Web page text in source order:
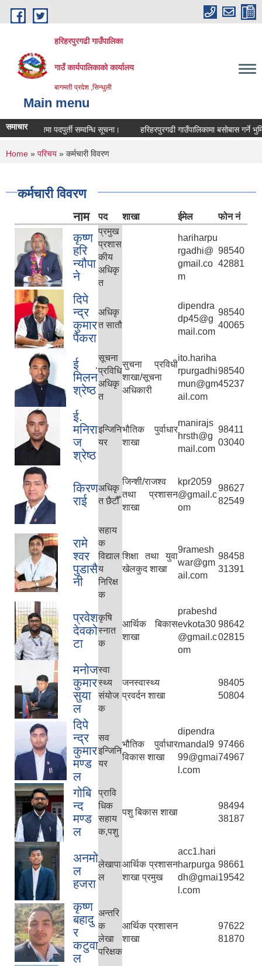
Skip to main content
हरिहरपुरगढी गाउँपालिका
गाउँ कार्यपालिकाको कार्यालय
बागमती प्रदेश ,सिन्धुली
Main menu
समाचार
सेवा करारमा पदपुर्ती सम्वन्धि सूचना। हरिहरपुरगढी गाउँपालिकामा बसोबास गर्ने
You are here
Home » परिचय » कर्मचारी विवरण
कर्मचारी विवरण
नाम पद शाखा ईमेल फोन नं
कृष्ण
हरि
न्यौपा
ने
प्रमुख
प्रशास
कीय
अधिकृ
त
hariharpu
rgadhi@
gmail.co
m
98540
42881
दिपे
न्द्र
कुमार
पैकरा
अधिकृ
त सातौ
dipendra
dp45@g
mail.com
98540
40065
ई .
मिलन
श्रेष्ठ
सूचना
प्रविधि
अधिकृ
त
सुचना प्रविधी
शाखा/सूचना
अधिकारी
ito.hariha
rpurgadhi
mun@gm
ail.com
98540
45237
ई.
मनिरा
ज
श्रेष्ठ
इन्जिनि
यर
भौतिक पुर्वाधार
शाखा
manirajs
hrsth@g
mail.com
98411
03040
किरण
राई
अधिकृ
त छैटौँ
जिन्शी/राजश्व
तथा प्रशासन
शाखा
kpr2059
@gmail.c
om
98627
82549
रामे
श्वर
पुडासै
नी
सहाय
क
विद्याल
य
निरिक्ष
क
शिक्षा तथा युवा
खेलकुद शाखा
9ramesh
war@gm
ail.com
98458
31391
प्रवेश
देवको
टा
कृषि
स्नात
क
आर्थिक बिकास
शाखा
prabeshd
evkota30
@gmail.c
om
98642
02815
मनोज
कुमार
सुया
ल
स्वा
स्थ्य
संयोज
क
जनस्वास्थ्य
प्रवर्दन शाखा
98405
50804
दिपे
न्द्र
कुमार
मण्ड
ल
सव
इन्जिनि
यर
भौतिक पुर्वाधार
विकास शाखा
dipendra
mandal9
99@gmai
l.com
97466
74967
गोबि
न्द
मण्ड
ल
प्रावि
धिक
सहाय
क,पशु
पशु बिकास शाखा
98494
38187
अनमो
ल
हजरा
लेखापा
ल
आर्थिक प्रशासन
शाखा प्रमुख
acc1.hari
harpurga
dh@gmai
l.com
98661
19542
कृष्ण
बहादु
र
कटुवा
ल
अन्तरि
क
लेखा
परिक्षक
आर्थिक प्रशासन
शाखा
97622
81870